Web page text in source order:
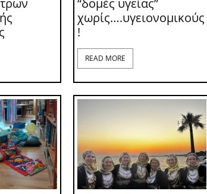
“δομές υγείας”
χωρίς….υγειονομικούς
!
READ MORE